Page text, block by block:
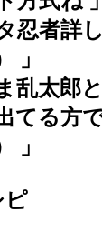
忍者詳
」
乱太郎
てる方
」
ピ